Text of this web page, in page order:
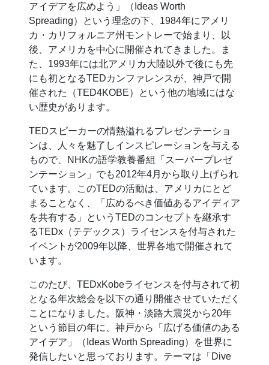
アイデアを広めよう」（Ideas Worth
Spreading）という理念の下、1984年にアメリ
カ・カリフォルニア州モントレーで始まり、以
後、アメリカを中心に開催されてきました。ま
た、1993年には北アメリカ大陸以外で後にも先
にも初となるTEDカンファレンスが、神戸で開
催された（TED4KOBE）という他の地域にはな
い歴史があります。
TEDスピーカーの情熱溢れるプレゼンテーショ
ンは、人々を魅了しインスピレーションを与える
もので、NHKの語学教養番組「スーパープレゼ
ンテーション」でも2012年4月から取り上げられ
ています。このTEDの活動は、アメリカにとど
まることなく、「広めるべき価値あるアイディア
を共有する」というTEDのコンセプトを継承す
るTEDx（テデックス）ライセンスを付与された
イベントが2009年以降、世界各地で開催されて
います。
このたび、TEDxKobeライセンスを付与されて初
となる年次総会を以下の通り開催させていただく
ことになりました。阪神・淡路大震災から20年
という節目の年に、神戸から「広げる価値のある
アイデア」（Ideas Worth Spreading）を世界に
発信したいと思っております。テーマは「Dive